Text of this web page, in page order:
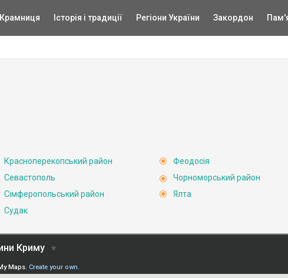
Крамниця Історія і традиції Регіони України Закордон
Красноперекопський район
Севастополь
Сімферопольський район
Судак
Феодосія
Чорноморський район
Ялта